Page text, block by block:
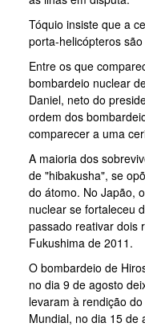
Tóquio insiste que a
porta-helicópteros
Entre os que
bombardeio nuclear
Daniel, neto do
ordem dos
comparecer a uma
A maioria dos
de "hibakusha", se
do átomo. No Japão,
nuclear se fortaleceu
passado reativar dois
Fukushima de 2011.
O bombardeio de
no dia 9 de agosto
levaram à rendição
Mundial, no dia 15 de